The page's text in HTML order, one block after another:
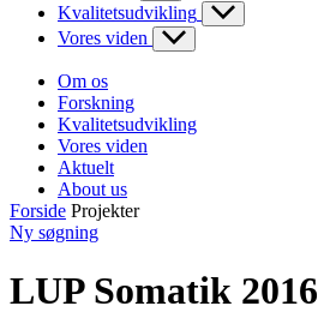
Kvalitetsudvikling
Vores viden
Om os
Forskning
Kvalitetsudvikling
Vores viden
Aktuelt
About us
Forside Projekter
Ny søgning
LUP Somatik 2016